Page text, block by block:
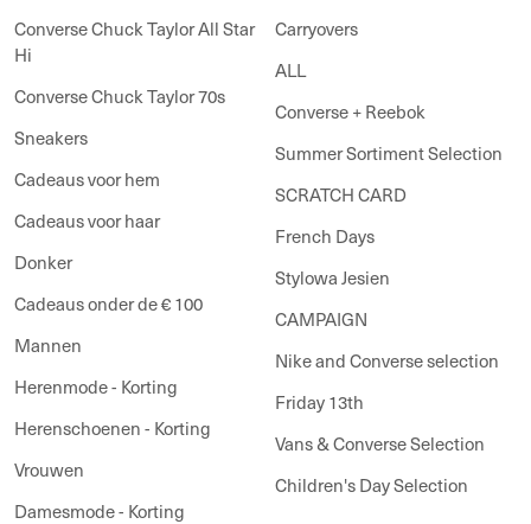
Converse Chuck Taylor All Star
Hi
Converse Chuck Taylor 70s
Sneakers
Cadeaus voor hem
Cadeaus voor haar
Donker
Cadeaus onder de € 100
Mannen
Herenmode - Korting
Herenschoenen - Korting
Vrouwen
Damesmode - Korting
Carryovers
ALL
Converse + Reebok
Summer Sortiment Selection
SCRATCH CARD
French Days
Stylowa Jesien
CAMPAIGN
Nike and Converse selection
Friday 13th
Vans & Converse Selection
Children's Day Selection